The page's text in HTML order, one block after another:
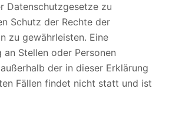
Datenschutzgesetze zu
Schutz der Rechte der
zu gewährleisten. Eine
Stellen oder Personen
der in dieser Erklärung
Fällen findet nicht statt und ist